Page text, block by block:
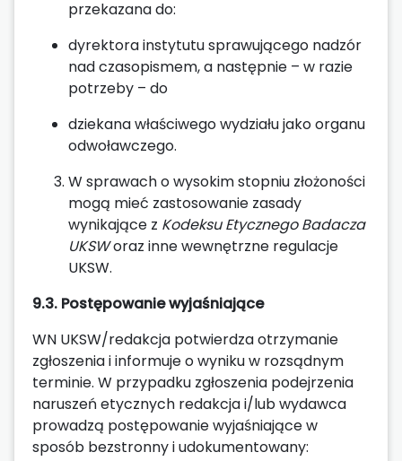
przekazana do:
dyrektora instytutu sprawującego nadzór
nad czasopismem, a następnie – w razie
potrzeby – do
dziekana właściwego wydziału jako organu
odwoławczego.
W sprawach o wysokim stopniu złożoności
mogą mieć zastosowanie zasady
wynikające z Kodeksu Etycznego Badacza
UKSWoraz inne wewnętrzne regulacje
UKSW.
9.3. Postępowanie wyjaśniające
WN UKSW/redakcja potwierdza otrzymanie
zgłoszenia i informuje o wyniku w rozsądnym
terminie. W przypadku zgłoszenia podejrzenia
naruszeń etycznych redakcja i/lub wydawca
prowadzą postępowanie wyjaśniające w
sposób bezstronny i udokumentowany: